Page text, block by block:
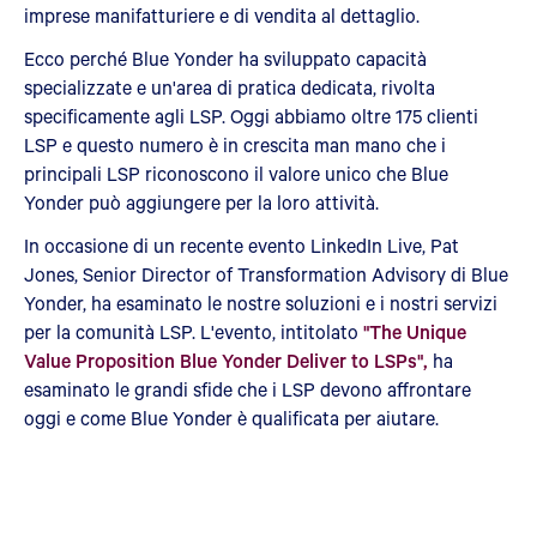
imprese manifatturiere e di vendita al dettaglio.
Ecco perché Blue Yonder ha sviluppato capacità
specializzate e un'area di pratica dedicata, rivolta
specificamente agli LSP. Oggi abbiamo oltre 175 clienti
LSP e questo numero è in crescita man mano che i
principali LSP riconoscono il valore unico che Blue
Yonder può aggiungere per la loro attività.
In occasione di un recente evento LinkedIn Live, Pat
Jones, Senior Director of Transformation Advisory di Blue
Yonder, ha esaminato le nostre soluzioni e i nostri servizi
per la comunità LSP. L'evento, intitolato "The Unique
Value Proposition Blue Yonder Deliver to LSPs", ha
esaminato le grandi sfide che i LSP devono affrontare
oggi e come Blue Yonder è qualificata per aiutare.